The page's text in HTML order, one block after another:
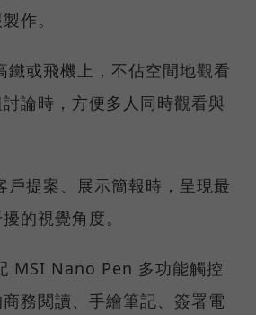
作。
鐵或飛機上，不佔空間地觀看
論時，方便多人同時觀看與
戶提案、展示簡報時，呈現最
的視覺角度。
MSI Nano Pen 多功能觸控
務閱讀、手繪筆記、簽署電